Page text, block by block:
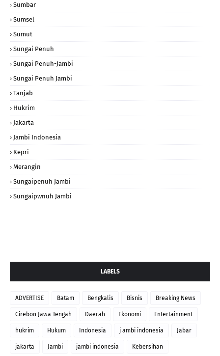
Sumbar
Sumsel
Sumut
Sungai Penuh
Sungai Penuh-Jambi
Sungai Penuh Jambi
Tanjab
Hukrim
Jakarta
Jambi Indonesia
Kepri
Merangin
Sungaipenuh Jambi
Sungaipwnuh Jambi
LABELS
ADVERTISE Batam Bengkalis Bisnis Breaking News
Cirebon Jawa Tengah Daerah Ekonomi Entertainment
hukrim Hukum Indonesia j ambi indonesia Jabar
jakarta Jambi jambi indonesia Kebersihan